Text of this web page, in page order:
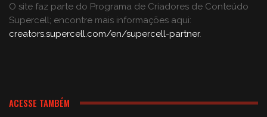
O site faz parte do Programa de Criadores de Conteúdo
Supercell; encontre mais informações aqui:
creators.supercell.com/en/supercell-partner.
ACESSE TAMBÉM